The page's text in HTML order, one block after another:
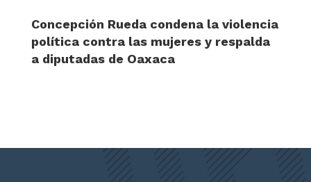
Concepción Rueda condena la violencia
política contra las mujeres y respalda
a diputadas de Oaxaca